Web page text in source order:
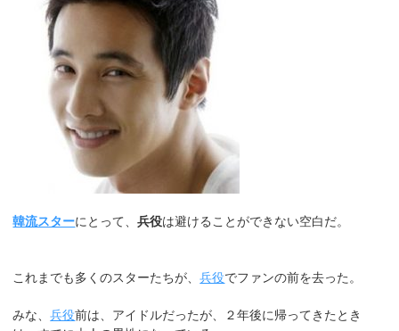
韓流スターにとって、兵役は避けることができない空白だ。
これまでも多くのスターたちが、兵役でファンの前を去った。
みな、兵役前は、アイドルだったが、２年後に帰ってきたとき